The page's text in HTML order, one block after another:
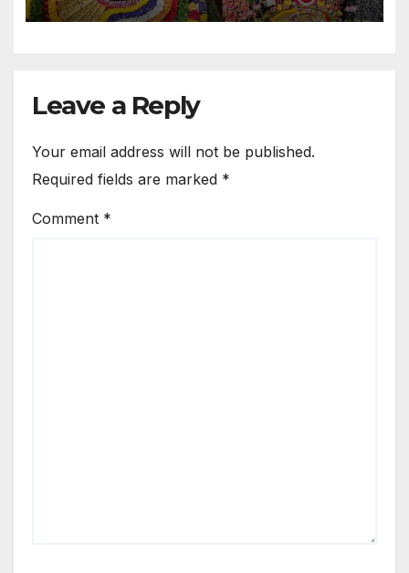
Leave a Reply
Your email address will not be published.
Required fields are marked *
Comment *